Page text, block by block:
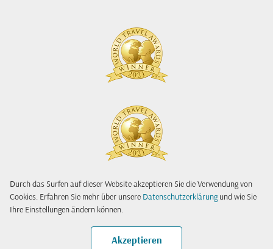
Durch das Surfen auf dieser Website akzeptieren Sie die Verwendung von
Cookies. Erfahren Sie mehr über unsere Datenschutzerklärung und wie Sie
Ihre Einstellungen ändern können.
Akzeptieren